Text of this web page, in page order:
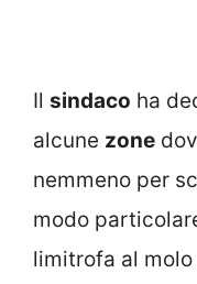
Il sindaco ha
alcune zone
nemmeno per
modo
limitrofa al